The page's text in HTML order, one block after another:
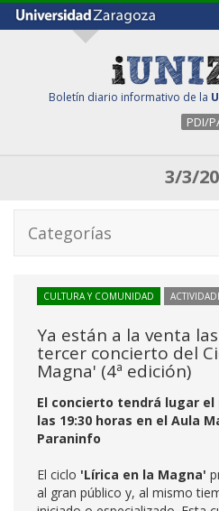
Boletín diario informativo de la
PDI/
3/3/
Categorías
CULTURA Y COMUNIDAD
Ya están a la venta
tercer concierto del
Magna' (4ª edición)
El concierto tendrá lugar el
las 19:30 horas en el Aula
Paraninfo
El ciclo 'Lírica en la Magna'
al gran público y, al mismo